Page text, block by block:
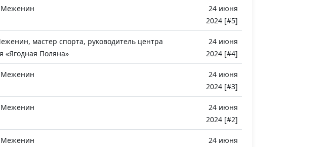
24 июня
2024 [#5]
мастер спорта, руководитель центра
«Ягодная Поляна»
24 июня
2024 [#4]
24 июня
2024 [#3]
24 июня
2024 [#2]
24 июня